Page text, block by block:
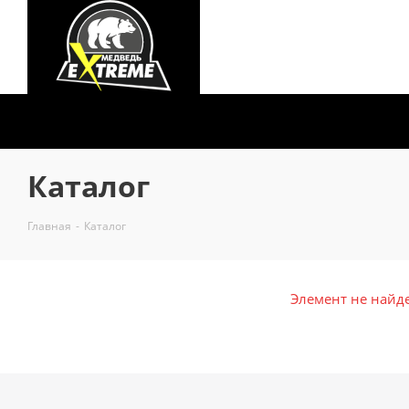
Каталог
Главная - Каталог
Элемент не